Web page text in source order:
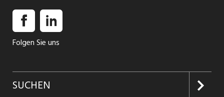
Folgen Sie uns
SUCHEN